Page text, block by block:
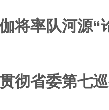
将率队河源“
彻省委第七